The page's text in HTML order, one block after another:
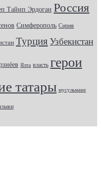
Тайип Эрдоган Россия
Симферополь Сирия
Турция Узбекистан
Ялта власть герои
татары мусульмане